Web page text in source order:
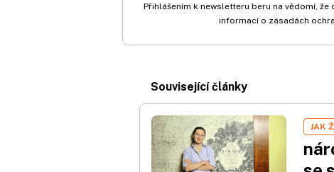
Přihlášením k newsletteru beru na vědomí,
informací o zásadách
Související články
JAK